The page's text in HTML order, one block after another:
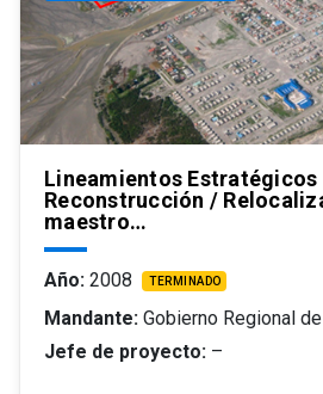
Lineamientos Estratégicos
Reconstrucción /
maestro…
Año: 2008 TERMINADO
Mandante: Gobierno Regional
Jefe de proyecto: –